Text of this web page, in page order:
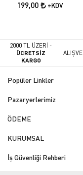
199,00 +KDV
2000 TL ÜZERİ -
ÜCRETSİZ
KARGO
Popüler Linkler
Pazaryerlerimiz
ÖDEME
KURUMSAL
İş Güvenliği Rehberi